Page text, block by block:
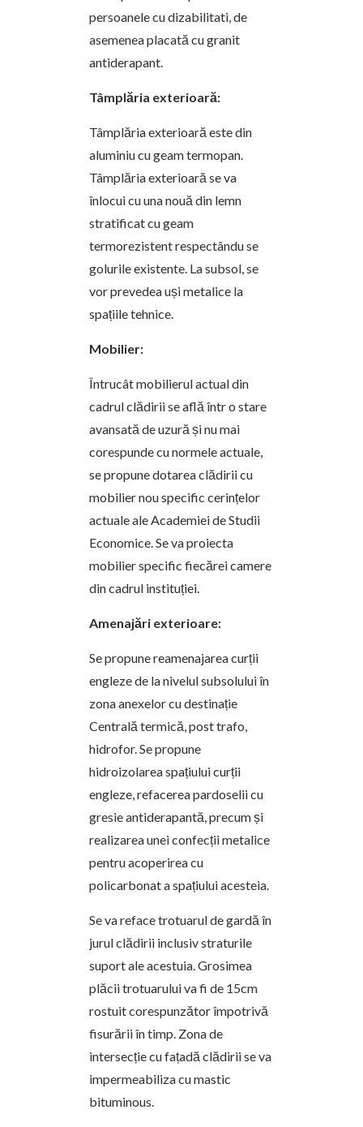
persoanele cu dizabilitati, de
asemenea placată cu granit
antiderapant.
Tâmplăria exterioară:
Tâmplăria exterioară este din
aluminiu cu geam termopan.
Tâmplăria exterioară se va
înlocui cu una nouă din lemn
stratificat cu geam
termorezistent respectându se
golurile existente. La subsol, se
vor prevedea uși metalice la
spațiile tehnice.
Mobilier:
Întrucât mobilierul actual din
cadrul clădirii se află într o stare
avansată de uzură și nu mai
corespunde cu normele actuale,
se propune dotarea clădirii cu
mobilier nou specific cerințelor
actuale ale Academiei de Studii
Economice. Se va proiecta
mobilier specific fiecărei camere
din cadrul instituției.
Amenajări exterioare:
Se propune reamenajarea curții
engleze de la nivelul subsolului în
zona anexelor cu destinație
Centrală termică, post trafo,
hidrofor. Se propune
hidroizolarea spațiului curții
engleze, refacerea pardoselii cu
gresie antiderapantă, precum și
realizarea unei confecții metalice
pentru acoperirea cu
policarbonat a spațiului acesteia.
Se va reface trotuarul de gardă în
jurul clădirii inclusiv straturile
suport ale acestuia. Grosimea
plăcii trotuarului va fi de 15cm
rostuit corespunzător împotrivă
fisurării în timp. Zona de
intersecție cu fațadă clădirii se va
impermeabiliza cu mastic
bituminous.